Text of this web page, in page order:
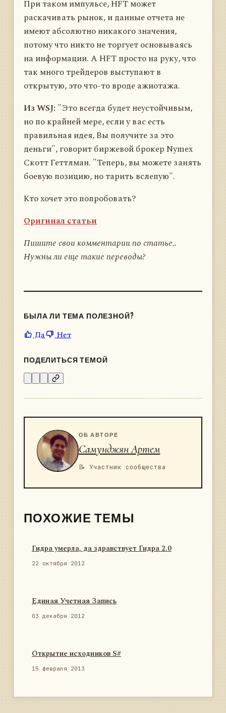
При таком импульсе, HFT может
раскачивать рынок, и данные отчета не
имеют абсолютно никакого значения,
потому что никто не торгует основываясь
на информации. А HFT просто на руку, что
так много трейдеров выступают в
открытую, это что-то вроде ажиотажа.
Из WSJ: "Это всегда будет неустойчивым,
но по крайней мере, если у вас есть
правильная идея, Вы получите за это
деньги", говорит биржевой брокер Nymex
Скотт Геттлман. "Теперь, вы можете занять
боевую позицию, но тарить вслепую".
Кто хочет это попробовать?
Оригинал статьи
Пишите свои комментарии по статье..
Нужны ли еще такие переводы?
БЫЛА ЛИ ТЕМА ПОЛЕЗНОЙ?
Да Нет
ПОДЕЛИТЬСЯ ТЕМОЙ
ОБ АВТОРЕ
Самунджян Артем
📝 Участник сообщества
ПОХОЖИЕ ТЕМЫ
Гидра умерла, да здравствует Гидра 2.0
22 октября 2012
Единая Учетная Запись
03 декабря 2012
Открытие исходников S#
15 февраля 2013